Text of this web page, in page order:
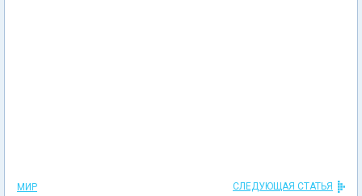
МИР СЛЕДУЮЩАЯ СТАТЬЯ